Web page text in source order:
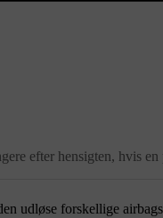
efter hensigten, hvis
udløse forskellige